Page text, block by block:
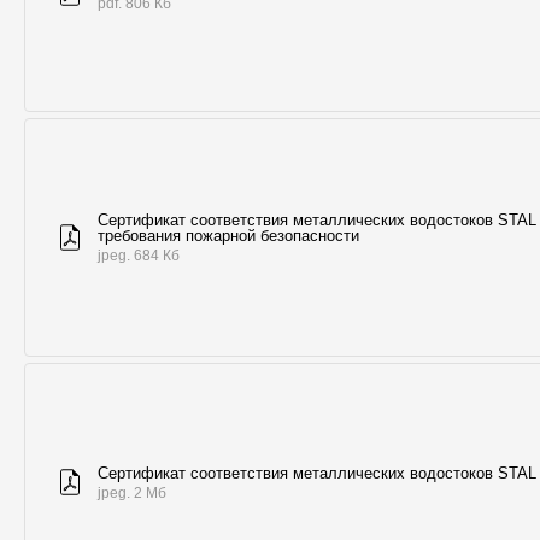
Сертификат соответствия металлических водостоков STAL
требования пожарной безопасности
jpeg. 684 Кб
Сертификат соответствия металлических водостоков
jpeg. 2 Мб